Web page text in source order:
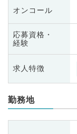
オンコール
応募資格・
経験
求人特徴
勤務地